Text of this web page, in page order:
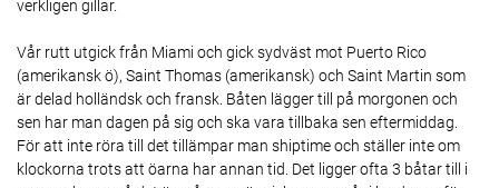
verkligen gillar.
Vår rutt utgick från Miami och gick sydväst mot Puerto Rico
(amerikansk ö), Saint Thomas (amerikansk) och Saint Martin som
är delad holländsk och fransk. Båten lägger till på morgonen och
sen har man dagen på sig och ska vara tillbaka sen eftermiddag.
För att inte röra till det tillämpar man shiptime och ställer inte om
klockorna trots att öarna har annan tid. Det ligger ofta 3 båtar till i